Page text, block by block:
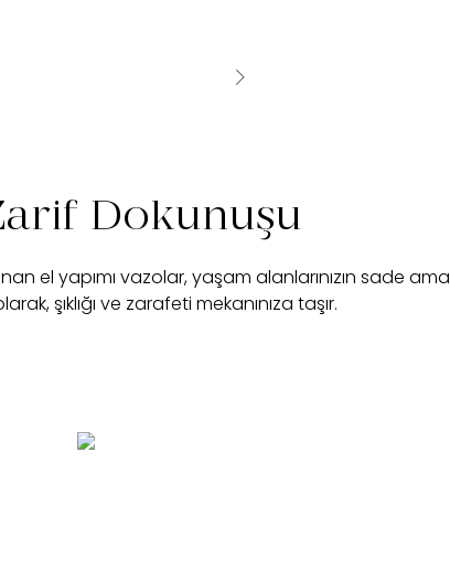
Dokunuşu
el yapımı vazolar, yaşam alanlarınızın sade ama
şıklığı ve zarafeti mekanınıza taşır.